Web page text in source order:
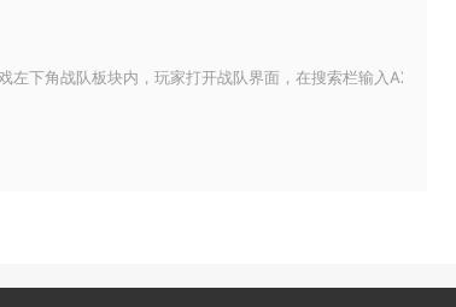
左下角战队板块内，玩家打开战队界面，在搜索栏输入AX俱乐